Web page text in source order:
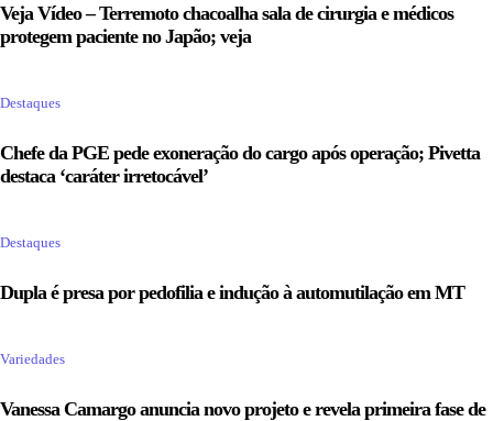
Veja Vídeo – Terremoto chacoalha sala de cirurgia e médicos
protegem paciente no Japão; veja
Destaques
Chefe da PGE pede exoneração do cargo após operação; Pivetta
destaca ‘caráter irretocável’
Destaques
Dupla é presa por pedofilia e indução à automutilação em MT
Variedades
Vanessa Camargo anuncia novo projeto e revela primeira fase de